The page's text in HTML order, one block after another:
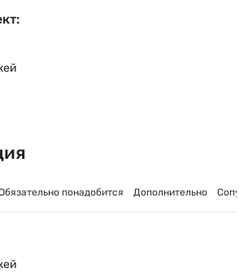
понадобится Дополнительно